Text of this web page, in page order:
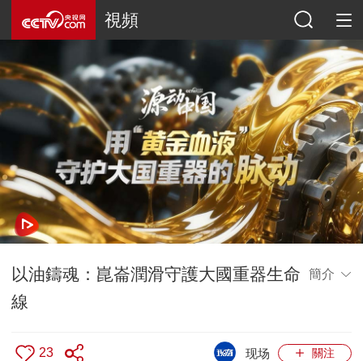
視頻
以油鑄魂：崑崙潤滑守護大國重器生命
線
簡介
23 關注
现场